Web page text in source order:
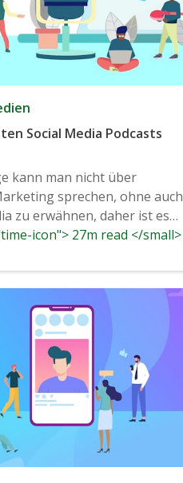
Social Media Podcasts
kann man nicht über
sprechen, ohne auch
zu erwähnen, daher ist es
dass...
icon"> 27m read </small>